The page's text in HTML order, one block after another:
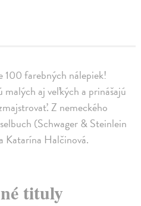
100 farebných nálepiek!
aj veľkých a prinášajú
Z nemeckého
(Schwager & Steinlein
Katarína Halčinová.
tituly